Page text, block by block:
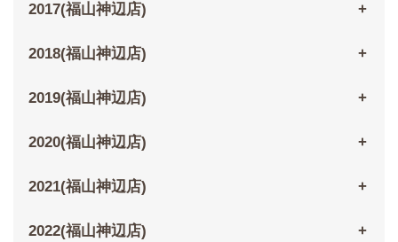
2017(福山神辺店)
2018(福山神辺店)
2019(福山神辺店)
2020(福山神辺店)
2021(福山神辺店)
2022(福山神辺店)